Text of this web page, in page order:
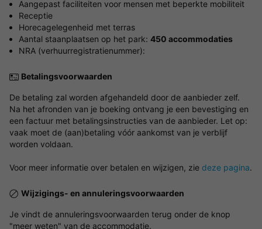
Aangepast faciliteiten voor mensen met beperkte mobiliteit
Receptie
Horecagelegenheid met terras
Aantal staanplaatsen op het park: 450 accommodaties
NRA (verhuurregistratienummer):
Betalingsvoorwaarden
De betaling zal worden afgehandeld door de aanbieder zelf.
Na het afronden van je boeking ontvang je een bevestiging en
een factuur met betalingsinstructies van de aanbieder. Let op:
vaak moet de (aan)betaling vóór aankomst van je verblijf
worden voldaan.
Voor meer informatie over betalen en wijzigen, zie deze pagina.
Wijzigings- en annuleringsvoorwaarden
Je vindt de annuleringsvoorwaarden terug onder de knop
"meer weten" van de accommodatie.